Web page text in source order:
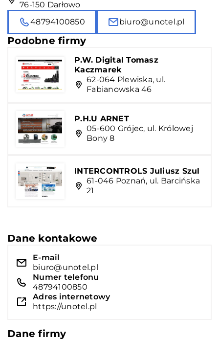
76-150 Darłowo
48794100850
biuro@unotel.pl
Podobne firmy
P.W. Digital Tomasz
Kaczmarek
62-064 Plewiska, ul.
Fabianowska 46
P.H.U ARNET
05-600 Grójec, ul. Królowej
Bony 8
INTERCONTROLS Juliusz Szul
61-046 Poznań, ul. Barcińska
21
Dane kontakowe
E-mail
biuro@unotel.pl
Numer telefonu
48794100850
Adres internetowy
https://unotel.pl
Dane firmy